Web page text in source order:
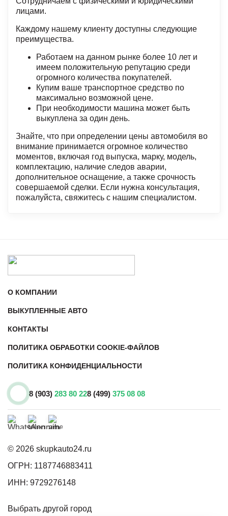
лицами.
Каждому нашему клиенту доступны следующие
преимущества.
Работаем на данном рынке более 10 лет и
имеем положительную репутацию среди
огромного количества покупателей.
Купим ваше транспортное средство по
максимально возможной цене.
При необходимости машина может быть
выкуплена за один день.
Знайте, что при определении цены автомобиля во
внимание принимается огромное количество
моментов, включая год выпуска, марку, модель,
комплектацию, наличие следов аварии,
дополнительное оснащение, а также срочность
совершаемой сделки. Если нужна консультация,
пожалуйста, свяжитесь с нашим специалистом.
О КОМПАНИИ
ВЫКУПЛЕННЫЕ АВТО
КОНТАКТЫ
ПОЛИТИКА ОБРАБОТКИ COOKIE-ФАЙЛОВ
ПОЛИТИКА КОНФИДЕНЦИАЛЬНОСТИ
8 (903) 283 80 228 (499) 375 08 08
© 2026 skupkauto24.ru
ОГРН: 1187746883411
ИНН: 9729276148
Выбрать другой город